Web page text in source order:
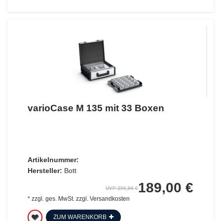
varioCase M 135 mit 33 Boxen
Artikelnummer:
Hersteller: Bott
UVP 206,96 €189,00 €
* zzgl. ges. MwSt. zzgl. Versandkosten
ZUM WARENKORB